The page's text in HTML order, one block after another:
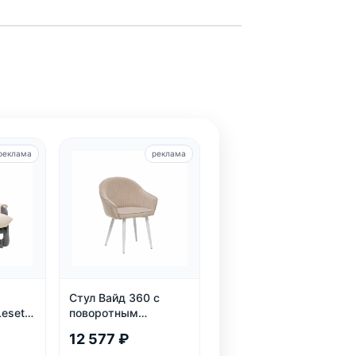
Стул Вайд 360 с
поворотным
каркас, велюр
12 577 ₽
реклама